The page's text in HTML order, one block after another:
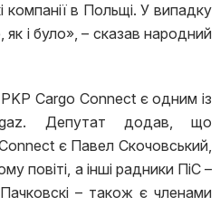
компанії в Польщі. У випадку
і було», – сказав народний
Cargo Connect є одним із
Депутат додав, що
є Павел Скочовський,
повіті, а інші радники ПіС –
– також є членами